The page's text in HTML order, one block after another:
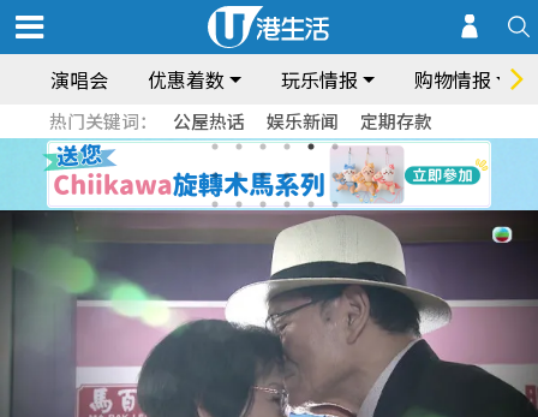
演唱会 优惠着数 玩乐情报 购物情报
热门关键词： 公屋热话 娱乐新闻 定期存款